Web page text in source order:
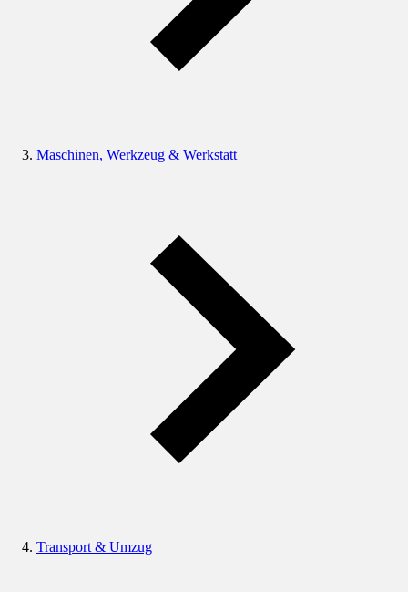
Maschinen, Werkzeug & Werkstatt
Transport & Umzug